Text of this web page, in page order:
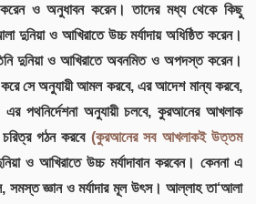
ও অনুধাবন করেন। তাদের মধ্য থেকে কিছু
ও আখিরাতে উচ্চ মর্যাদায় অধিষ্ঠিত করেন।
দুনিয়া ও আখিরাতে অবনমিত ও অপদস্ত করেন।
সে অনুযায়ী আমল করবে, এর আদেশ মান্য করবে,
এর পথনির্দেশনা অনুযায়ী চলবে, কুরআনের আখলাক
গঠন করবে (কুরআনের সব আখলাকই উত্তম
ও আখিরাতে উচ্চ মর্যাদাবান করবেন। কেননা এ
সমস্ত জ্ঞান ও মর্যাদার মূল উৎস। আল্লাহ তা‘আলা